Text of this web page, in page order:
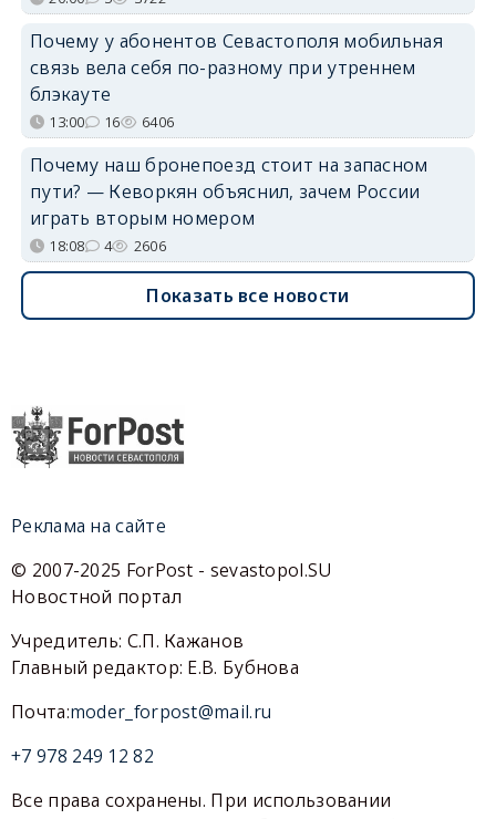
Почему у абонентов Севастополя мобильная
связь вела себя по-разному при утреннем
блэкауте
13:00 16 6406
Почему наш бронепоезд стоит на запасном
пути? — Кеворкян объяснил, зачем России
играть вторым номером
18:08 4 2606
Показать все новости
Реклама на сайте
© 2007-2025 ForPost - sevastopol.SU
Новостной портал
Учредитель: С.П. Кажанов
Главный редактор: Е.В. Бубнова
Почта:moder_forpost@mail.ru
+7 978 249 12 82
Все права сохранены. При использовании